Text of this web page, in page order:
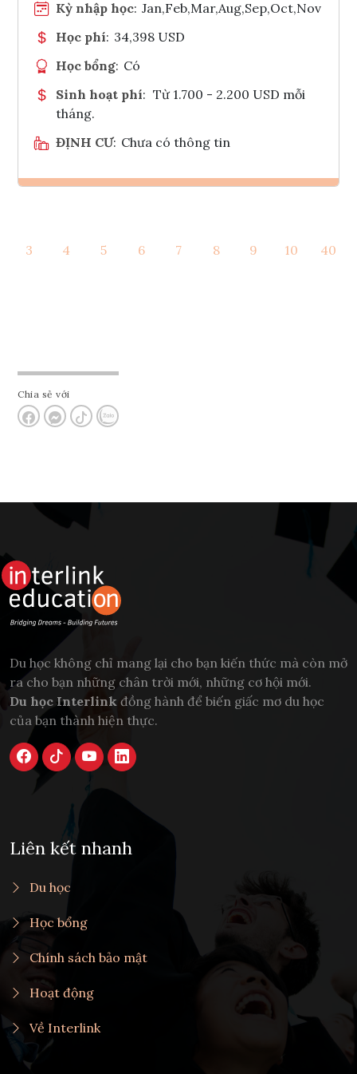
Kỳ nhập học: Jan,Feb,Mar,Aug,Sep,Oct,Nov
Học phí: 34,398 USD
Học bổng: Có
Sinh hoạt phí: Từ 1.700 - 2.200 USD mỗi
tháng.
ĐỊNH CƯ: Chưa có thông tin
Tham vấn Interlink
3 4 5 6 7 8 9 10 40
Chia sẻ với
Du học không chỉ mang lại cho bạn kiến thức mà còn mở
ra cho bạn những chân trời mới, những cơ hội mới.
Du học Interlink đồng hành để biến giấc mơ du học
của bạn thành hiện thực.
Liên kết nhanh
Du học
Học bổng
Chính sách bảo mật
Hoạt động
Về Interlink